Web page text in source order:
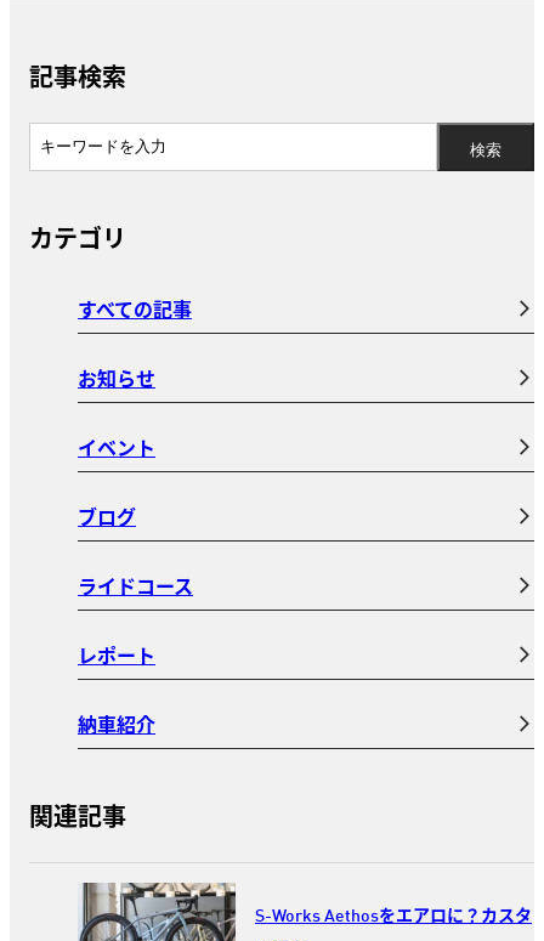
記事検索
カテゴリ
すべての記事
お知らせ
イベント
ブログ
ライドコース
レポート
納車紹介
関連記事
S-Works Aethosをエアロに？カスタ